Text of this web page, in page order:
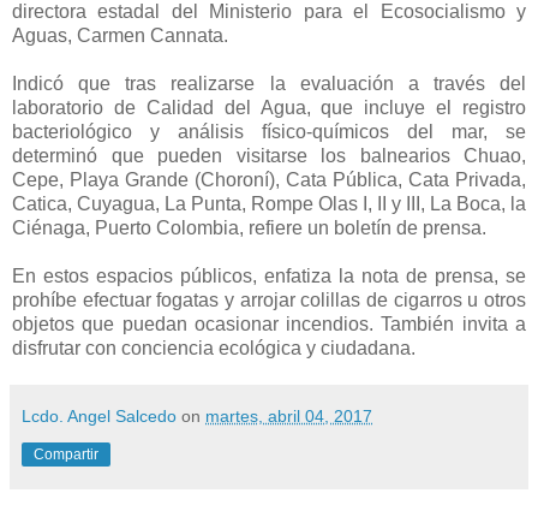
directora estadal del Ministerio para el Ecosocialismo y
Aguas, Carmen Cannata.
Indicó que tras realizarse la evaluación a través del
laboratorio de Calidad del Agua, que incluye el registro
bacteriológico y análisis físico-químicos del mar, se
determinó que pueden visitarse los balnearios Chuao,
Cepe, Playa Grande (Choroní), Cata Pública, Cata Privada,
Catica, Cuyagua, La Punta, Rompe Olas I, II y III, La Boca, la
Ciénaga, Puerto Colombia, refiere un boletín de prensa.
En estos espacios públicos, enfatiza la nota de prensa, se
prohíbe efectuar fogatas y arrojar colillas de cigarros u otros
objetos que puedan ocasionar incendios. También invita a
disfrutar con conciencia ecológica y ciudadana.
Lcdo. Angel Salcedo on martes, abril 04, 2017
Compartir